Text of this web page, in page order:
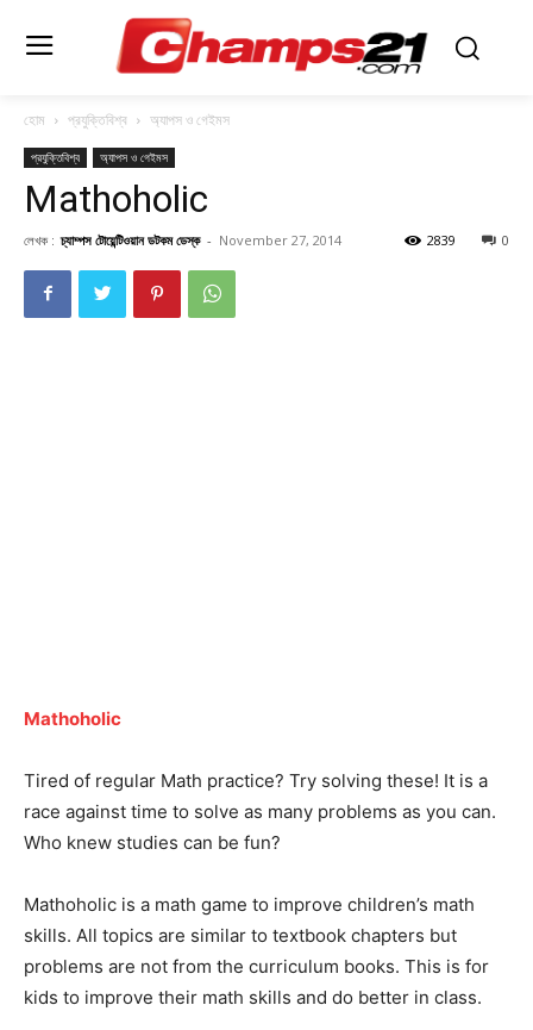
হোম প্রযুক্তিবিশ্ব অ্যাপস ও গেইমস
প্রযুক্তিবিশ্ব অ্যাপস ও গেইমস
Mathoholic
লেখক : চ্যাম্পস টোয়েন্টিওয়ান ডটকম ডেস্ক - November 27, 2014 0
2839
Mathoholic
Tired of regular Math practice? Try solving these! It is a
race against time to solve as many problems as you can.
Who knew studies can be fun?
Mathoholic is a math game to improve children’s math
skills. All topics are similar to textbook chapters but
problems are not from the curriculum books. This is for
kids to improve their math skills and do better in class.